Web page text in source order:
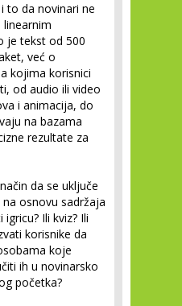
to da novinari ne
je tekst od 500
već o
kojima korisnici
od audio ili video
i animacija, do
na bazama
rezultate za
da se uključe
osnovu sadržaja
Ili kviz? Ili
korisnike da
koje
ih u novinarsko
početka?